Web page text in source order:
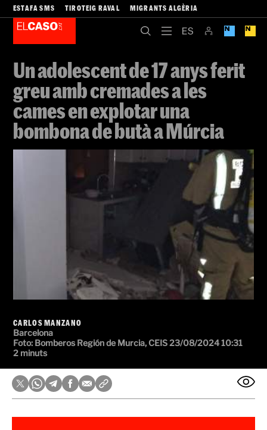
ESTAFA SMS TIROTEIG RAVAL MIGRANTS ALGÈRIA
Un adolescent de 17 anys ferit
greu amb cremades a les
cames en explotar una
bombona de butà a Múrcia
CARLOS MANZANO
Barcelona
Foto: Bomberos Región de Murcia, CEIS23/08/2024 10:31
2 minuts